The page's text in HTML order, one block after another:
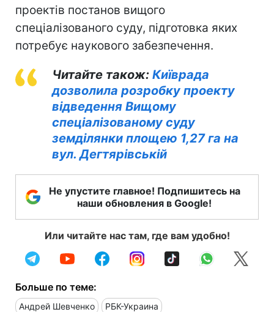
проектів постанов вищого
спеціалізованого суду, підготовка яких
потребує наукового забезпечення.
Читайте також: Київрада
дозволила розробку проекту
відведення Вищому
спеціалізованому суду
земділянки площею 1,27 га на
вул. Дегтярівській
Не упустите главное! Подпишитесь на
наши обновления в Google!
Или читайте нас там, где вам удобно!
Больше по теме:
Андрей Шевченко РБК-Украина